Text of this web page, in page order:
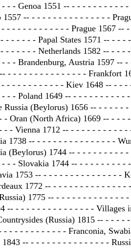
- - Genoa 1551 -- - - - - - - - - - -
1557 -- - - - - - - - - - - - - - - -
- - - - - - - - - - - - Prague 1567 --
- - - - - - Papal States 1571 -- - - -
- - - - - - Netherlands 1582 -- - - -
- - Brandenburg, Austria 1597 --
- - - - - - - - - - - - - - - Frankfort
- - - - - - - - - - - - Kiev 1648 -- - -
- - Poland 1649 -- - - - - - - - - - -
(Beylorus) 1656 -- - - - - -
Oran (North Africa) 1669 -- - - -
- Vienna 1712 -- - - - - - - - - - - -
1738 -- - - - - - - - - - - - - - - -
(Beylorus) 1744 -- - - - - - - - - - -
- - Slovakia 1744 -- - - - - - - - - -
1753 -- - - - - - - - - - - - - - - -
1772 -- - - - - - - - - - - - - - -
1775 -- - - - - - - - - - - - - -
-- - - - - - - - - - - - - - - - Villages
(Russia) 1815 -- - - - -
- - - - - - - - - - - - Franconia,
-- - - - - - - - - - - - - - - -